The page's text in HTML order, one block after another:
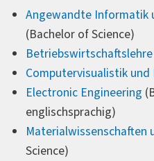
Angewandte Informatik
(Bachelor of Science)
Betriebswirtschaftslehre
Computervisualistik und
Electronic Engineering
englischsprachig)
Materialwissenschaften
Science)